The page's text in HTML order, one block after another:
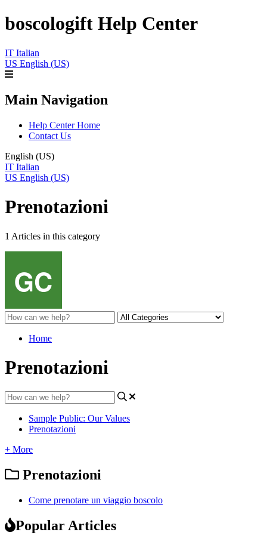
boscologift Help Center
IT Italian
US English (US)
Main Navigation
Help Center Home
Contact Us
English (US)
IT Italian
US English (US)
Prenotazioni
1 Articles in this category
Home
Prenotazioni
Sample Public: Our Values
Prenotazioni
+ More
Prenotazioni
Come prenotare un viaggio boscolo
Popular Articles